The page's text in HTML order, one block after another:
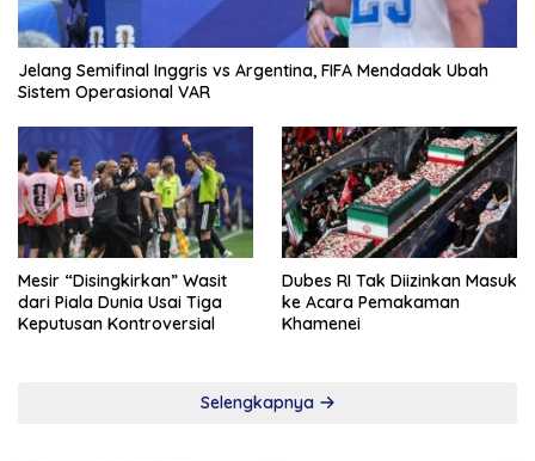
Jelang Semifinal Inggris vs Argentina, FIFA Mendadak Ubah
Sistem Operasional VAR
Mesir “Disingkirkan” Wasit
dari Piala Dunia Usai Tiga
Keputusan Kontroversial
Dubes RI Tak Diizinkan Masuk
ke Acara Pemakaman
Khamenei
Selengkapnya